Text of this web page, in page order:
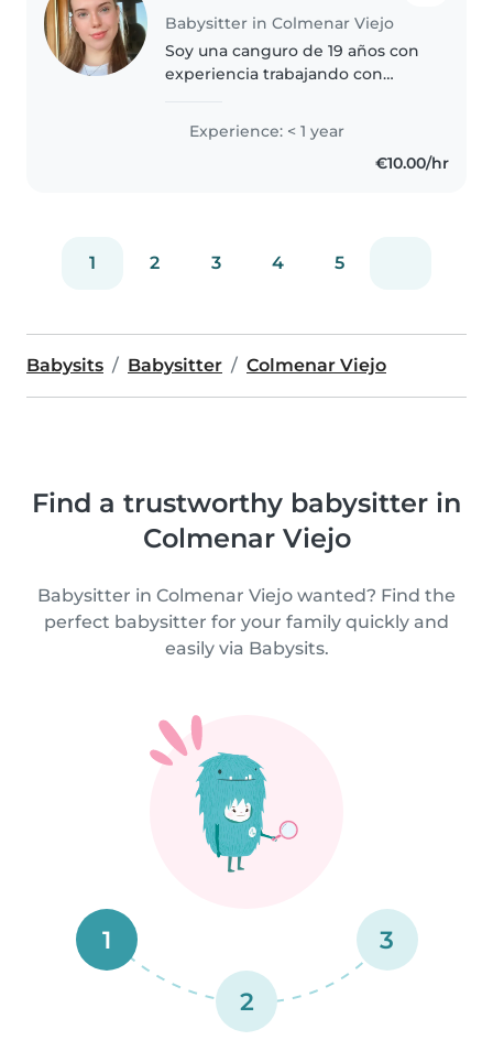
Babysitter in Colmenar Viejo
Soy una canguro de 19 años con
experiencia trabajando con
pequeños de 1 año hasta niños
en edad escolar. Soy deportista
de alto rendimiento, y al mismo..
Experience: < 1 year
€10.00/hr
1 2 3 4 5
Babysits Babysitter Colmenar Viejo
Find a trustworthy babysitter in
Colmenar Viejo
Babysitter in Colmenar Viejo wanted? Find the
perfect babysitter for your family quickly and
easily via Babysits.
1
2
3